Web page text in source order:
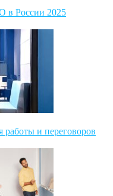
в России 2025
и переговоров